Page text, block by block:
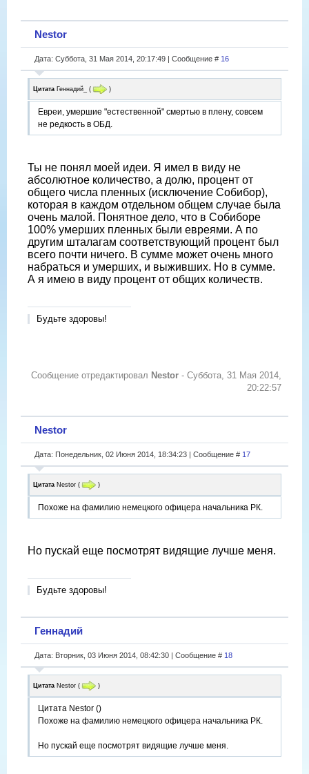
Nestor
Дата: Суббота, 31 Мая 2014, 20:17:49 | Сообщение # 16
Цитата Геннадий_ ( )
Евреи, умершие "естественной" смертью в плену, совсем
не редкость в ОБД.
Ты не понял моей идеи. Я имел в виду не
абсолютное количество, а долю, процент от
общего числа пленных (исключение Собибор),
которая в каждом отдельном общем случае была
очень малой. Понятное дело, что в Собиборе
100% умерших пленных были евреями. А по
другим шталагам соответствующий процент был
всего почти ничего. В сумме может очень много
набраться и умерших, и выживших. Но в сумме.
А я имею в виду процент от общих количеств.
Будьте здоровы!
Сообщение отредактировал Nestor - Суббота, 31 Мая 2014,
20:22:57
Nestor
Дата: Понедельник, 02 Июня 2014, 18:34:23 | Сообщение # 17
Цитата Nestor ( )
Похоже на фамилию немецкого офицера начальника РК.
Но пускай еще посмотрят видящие лучше меня.
Будьте здоровы!
Геннадий
Дата: Вторник, 03 Июня 2014, 08:42:30 | Сообщение # 18
Цитата Nestor ( )
Цитата Nestor ()
Похоже на фамилию немецкого офицера начальника РК.
Но пускай еще посмотрят видящие лучше меня.